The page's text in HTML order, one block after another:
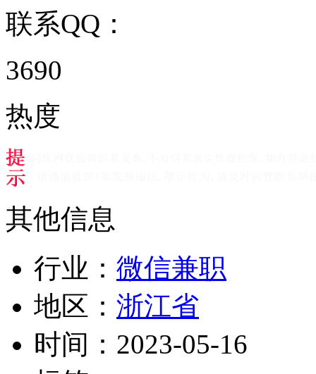
联系QQ：
3690
热度
其他信息
行业： 微信兼职
地区： 浙江省
时间： 2023-05-16